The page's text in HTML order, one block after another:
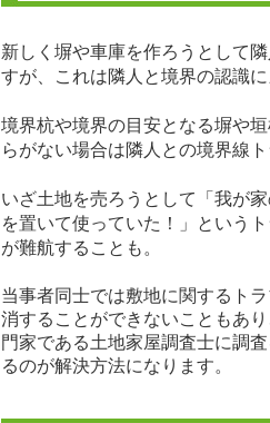
新しく塀や車庫を作ろうとして
すが、これは隣人と境界の認識に
境界杭や境界の目安となる塀や
らがない場合は隣人との境界線
いざ土地を売ろうとして「我が
を置いて使っていた！」という
が難航することも。
当事者同士では敷地に関するト
消することができないこともあ
門家である土地家屋調査士に調
るのが解決方法になります。